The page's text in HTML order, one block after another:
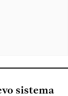
sistema